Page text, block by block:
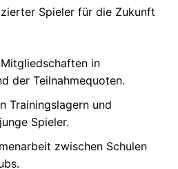
Spieler für die Zukunft
in
der Teilnahmequoten.
Trainingslagern und
Spieler.
zwischen Schulen